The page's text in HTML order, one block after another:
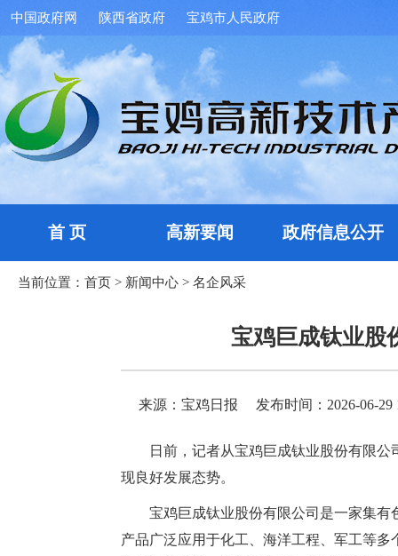
中国政府网 陕西省政府 宝鸡市人民政府
首 页 高新要闻 政府信息公开
当前位置： 首页 > 新闻中心 > 名企风采
宝鸡巨成钛业股
来源：宝鸡日报 发布时间：2026-06-29
日前，记者从宝鸡巨成钛业股份有限
现良好发展态势。
宝鸡巨成钛业股份有限公司是一家集
产品广泛应用于化工、海洋工程、军工等